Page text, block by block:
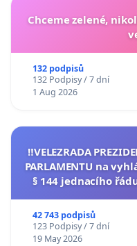
Chceme zelené,
132 podpisů
132 Podpisy / 7 dní
1 Aug 2026
‼️VELEZRADA
PARLAMENTU na
§ 144 jednacího
42 743 podpisů
123 Podpisy / 7 dní
19 May 2026